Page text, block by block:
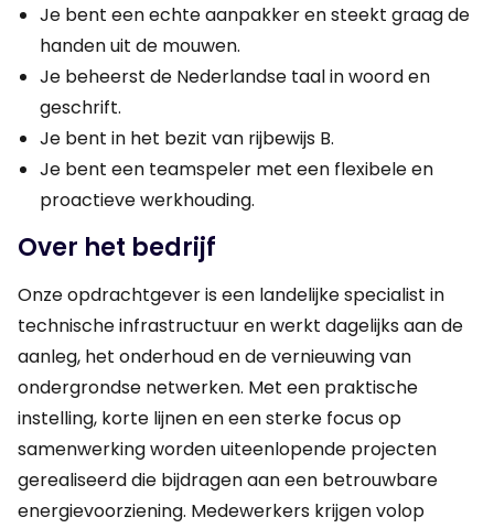
Je bent een echte aanpakker en steekt graag de
handen uit de mouwen.
Je beheerst de Nederlandse taal in woord en
geschrift.
Je bent in het bezit van rijbewijs B.
Je bent een teamspeler met een flexibele en
proactieve werkhouding.
Over het bedrijf
Onze opdrachtgever is een landelijke specialist in
technische infrastructuur en werkt dagelijks aan de
aanleg, het onderhoud en de vernieuwing van
ondergrondse netwerken. Met een praktische
instelling, korte lijnen en een sterke focus op
samenwerking worden uiteenlopende projecten
gerealiseerd die bijdragen aan een betrouwbare
energievoorziening. Medewerkers krijgen volop